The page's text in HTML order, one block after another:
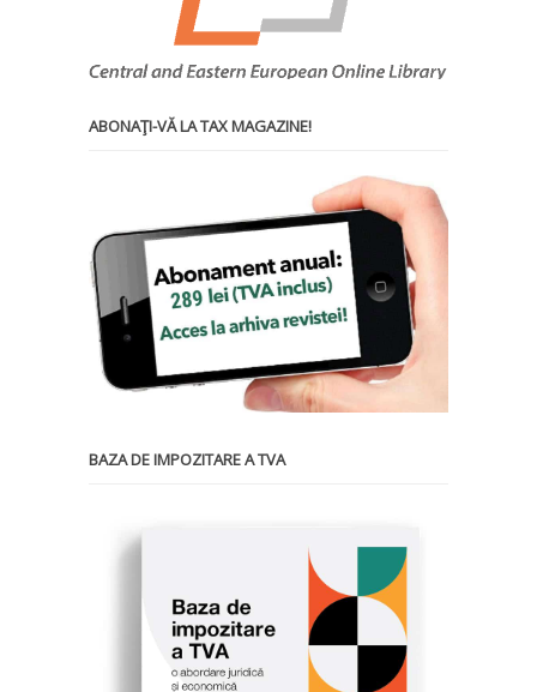
ABONAŢI-VĂ LA TAX MAGAZINE!
BAZA DE IMPOZITARE A TVA